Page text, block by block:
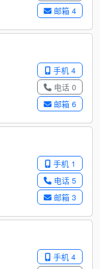
邮箱 4
手机 4
电话 0
邮箱 6
手机 1
电话 5
邮箱 3
手机 4